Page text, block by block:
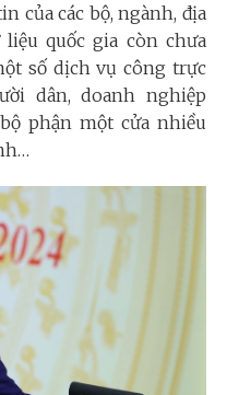
của các bộ, ngành, địa
quốc gia còn chưa
số dịch vụ công trực
dân, doanh nghiệp
phận một cửa nhiều